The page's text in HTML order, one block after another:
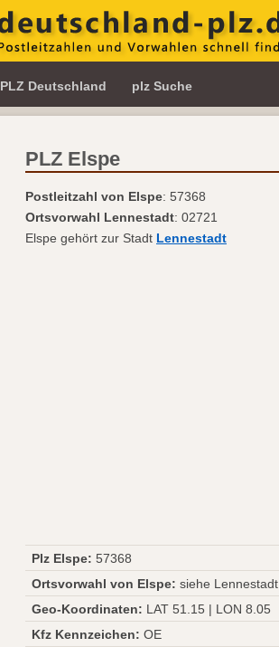
PLZ Deutschland plz Suche
PLZ Elspe
Postleitzahl von Elspe: 57368
Ortsvorwahl Lennestadt: 02721
Elspe gehört zur Stadt Lennestadt
Plz Elspe: 57368
Ortsvorwahl von Elspe: siehe Lennestadt
Geo-Koordinaten: LAT 51.15 | LON 8.05
Kfz Kennzeichen: OE